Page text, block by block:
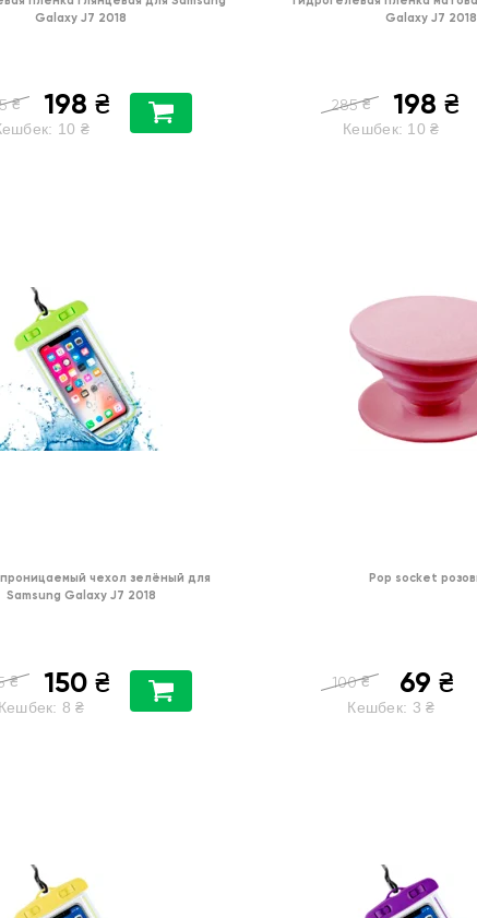
Galaxy J7 2018
₴ 198 ₴
10 ₴
Galaxy J7 2018
285 ₴ 198 ₴
Кешбек: 10 ₴
чехол зелёный для
Samsung Galaxy J7 2018
₴ 150 ₴
8 ₴
Pop socket
100 ₴ 69 ₴
Кешбек: 3 ₴